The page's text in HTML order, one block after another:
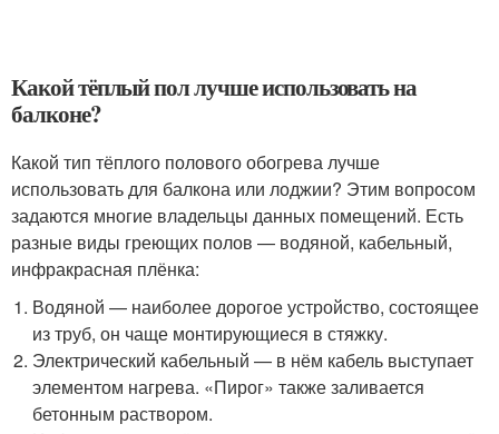
Какой тёплый пол лучше использовать на
балконе?
Какой тип тёплого полового обогрева лучше
использовать для балкона или лоджии? Этим вопросом
задаются многие владельцы данных помещений. Есть
разные виды греющих полов — водяной, кабельный,
инфракрасная плёнка:
Водяной — наиболее дорогое устройство, состоящее
из труб, он чаще монтирующиеся в стяжку.
Электрический кабельный — в нём кабель выступает
элементом нагрева. «Пирог» также заливается
бетонным раствором.